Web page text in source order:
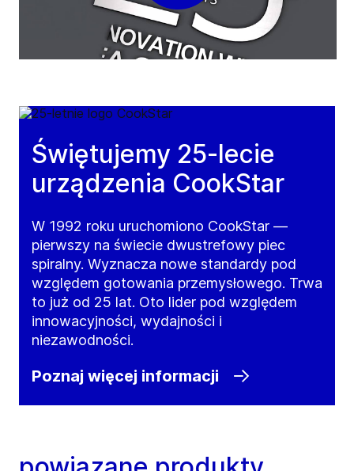
Świętujemy 25-lecie
urządzenia CookStar
W 1992 roku uruchomiono CookStar —
pierwszy na świecie dwustrefowy piec
spiralny. Wyznacza nowe standardy pod
względem gotowania przemysłowego. Trwa
to już od 25 lat. Oto lider pod względem
innowacyjności, wydajności i
niezawodności.
Poznaj więcej informacji